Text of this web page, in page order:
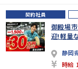
契約社員
御殿場
迎!軽量
静岡
時給